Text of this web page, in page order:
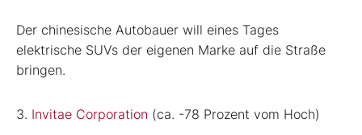
Der chinesische Autobauer will eines Tages
elektrische SUVs der eigenen Marke auf die Straße
bringen.
3. Invitae Corporation (ca. -78 Prozent vom Hoch)